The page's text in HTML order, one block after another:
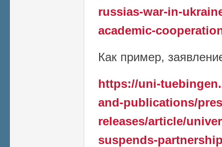
russias-war-in-
academic-
Как пример,
https://uni-
and-publications/
releases/article/
suspends-